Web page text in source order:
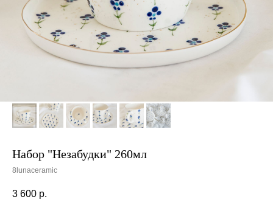
Набор "Незабудки" 260мл
8lunaceramic
3 600 р.